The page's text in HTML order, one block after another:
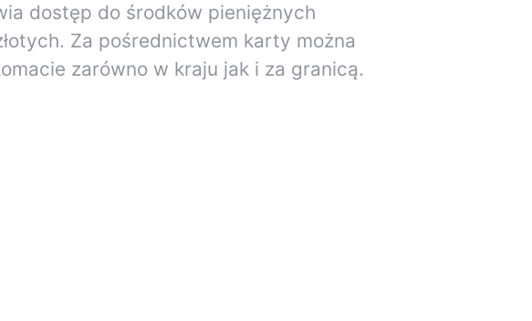
dostęp do środków pieniężnych
Za pośrednictwem karty można
zarówno w kraju jak i za granicą.